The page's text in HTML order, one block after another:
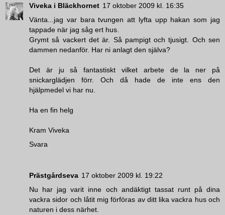
Viveka i Bläckhornet 17 oktober 2009 kl. 16:35
Vänta...jag var bara tvungen att lyfta upp hakan som jag
tappade när jag såg ert hus.
Grymt så vackert det är. Så pampigt och tjusigt. Och sen
dammen nedanför. Har ni anlagt den själva?
Det är ju så fantastiskt vilket arbete de la ner på
snickarglädjen förr. Och då hade de inte ens den
hjälpmedel vi har nu.
Ha en fin helg
Kram Viveka
Svara
Prästgårdseva 17 oktober 2009 kl. 19:22
Nu har jag varit inne och andäktigt tassat runt på dina
vackra sidor och låtit mig förföras av ditt lika vackra hus och
naturen i dess närhet.